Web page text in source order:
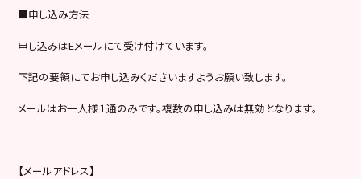
■申し込み方法
申し込みはEメールにて受け付けています。
下記の要領にてお申し込みくださいますようお願い致します。
メールはお一人様１通のみです。複数の申し込みは無効となります。
【メールアドレス】